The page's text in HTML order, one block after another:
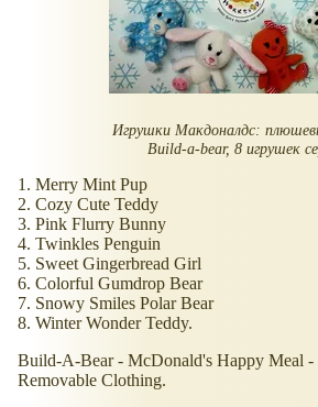
Игрушки Макдоналдс:
Build-a-bear, 8 игрушек
1. Merry Mint Pup
2. Cozy Cute Teddy
3. Pink Flurry Bunny
4. Twinkles Penguin
5. Sweet Gingerbread Girl
6. Colorful Gumdrop Bear
7. Snowy Smiles Polar Bear
8. Winter Wonder Teddy.
Build-A-Bear - McDonald's Happy Meal -
Removable Clothing.